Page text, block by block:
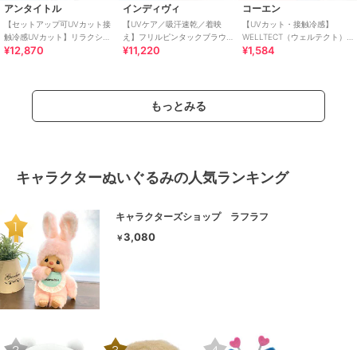
アンタイトル
【セットアップ可UVカット接
触冷感UVカット】リラクシー
キーVネックブラウス
¥12,870
インディヴィ
【UVケア／吸汗速乾／着映
え】フリルピンタックブラウ
ス
¥11,220
コーエン
【UVカット・接触冷感】
WELLTECT（ウェルテクト）
USAコットン フレアスリーブ
¥1,584
もっとみる
キャラクターぬいぐるみの人気ランキング
キャラクターズショップ ラフラフ
￥3,080